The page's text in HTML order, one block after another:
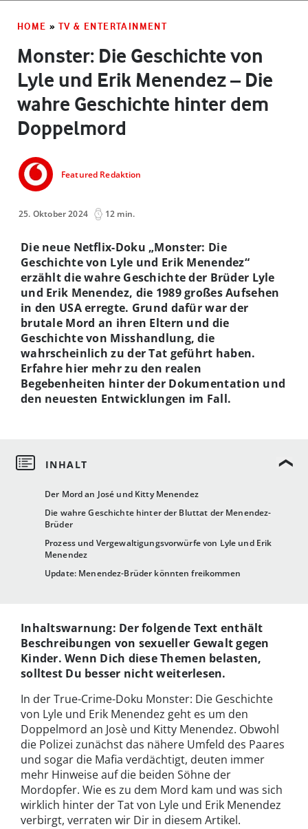
HOME » TV & ENTERTAINMENT
Monster: Die Geschichte von
Lyle und Erik Menendez – Die
wahre Geschichte hinter dem
Doppelmord
Featured Redaktion
25. Oktober 2024 12 min.
Der Mord an José und Kitty Menendez
Die wahre Geschichte hinter der Bluttat der Menendez-
Brüder
Prozess und Vergewaltigungsvorwürfe von Lyle und Erik
Menendez
Update: Menendez-Brüder könnten freikommen
Die neue Netflix-Doku „Monster: Die
Geschichte von Lyle und Erik Menendez“
erzählt die wahre Geschichte der Brüder Lyle
und Erik Menendez, die 1989 großes Aufsehen
in den USA erregte. Grund dafür war der
brutale Mord an ihren Eltern und die
Geschichte von Misshandlung, die
wahrscheinlich zu der Tat geführt haben.
Erfahre hier mehr zu den realen
Begebenheiten hinter der Dokumentation und
den neuesten Entwicklungen im Fall.
Inhaltswarnung: Der folgende Text enthält
Beschreibungen von sexueller Gewalt gegen
Kinder. Wenn Dich diese Themen belasten,
solltest Du besser nicht weiterlesen.
In der True-Crime-Doku Monster: Die Geschichte
von Lyle und Erik Menendez geht es um den
Doppelmord an Josè und Kitty Menendez. Obwohl
die Polizei zunächst das nähere Umfeld des Paares
und sogar die Mafia verdächtigt, deuten immer
mehr Hinweise auf die beiden Söhne der
Mordopfer. Wie es zu dem Mord kam und was sich
wirklich hinter der Tat von Lyle und Erik Menendez
verbirgt, verraten wir Dir in diesem Artikel.